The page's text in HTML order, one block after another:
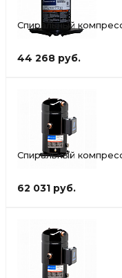
Спиральный
44 268 руб.
Спиральный
62 031 руб.